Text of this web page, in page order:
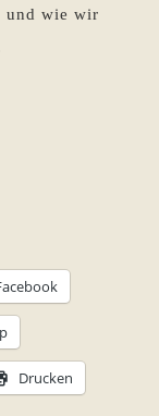
und wie wir
Drucken